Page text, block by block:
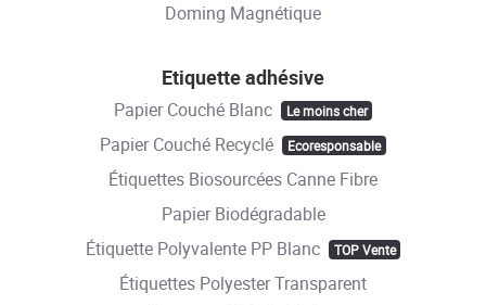
Doming Magnétique
Etiquette adhésive
Papier Couché Blanc Le moins cher
Papier Couché Recyclé Ecoresponsable
Étiquettes Biosourcées Canne Fibre
Papier Biodégradable
Étiquette Polyvalente PP Blanc
TOP Vente
Étiquettes Polyester Transparent